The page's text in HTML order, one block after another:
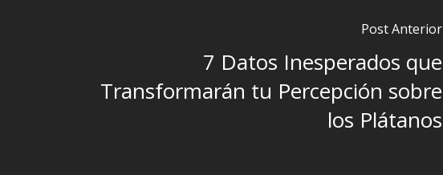
Post Anterior
7 Datos Inesperados que
Transformarán tu Percepción sobre
los Plátanos